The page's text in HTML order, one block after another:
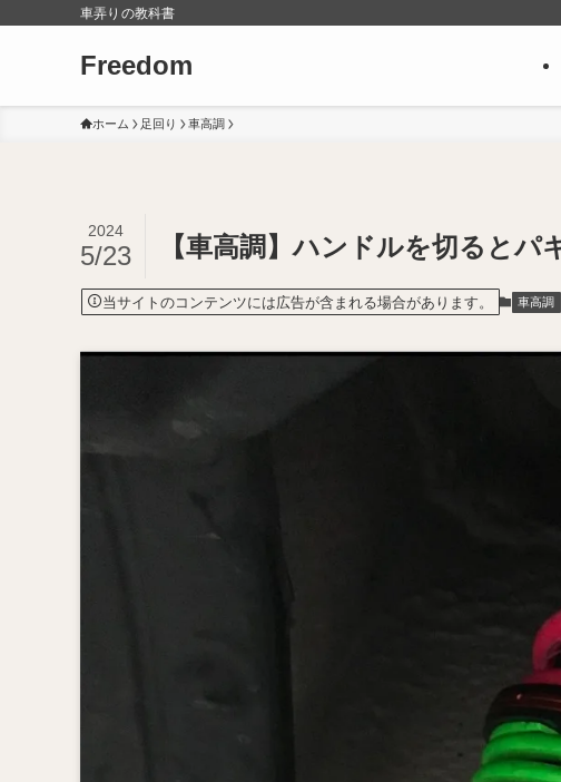
車弄りの教科書
Freedom
ホーム 足回り 車高調
【車高調】ハンドルを切ると
2024
5/23
当サイトのコンテンツには広告が含まれる場合があります。 車高調